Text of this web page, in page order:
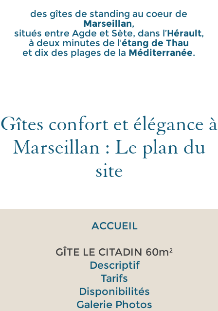
des gîtes de standing au coeur de
Marseillan,
situés entre Agde et Sète, dans l’Hérault,
à deux minutes de l'étang de Thau
et dix des plages de la Méditerranée.
Gîtes confort et élégance à
Marseillan : Le plan du
site
ACCUEIL
GÎTE LE CITADIN 60m²
Descriptif
Tarifs
Disponibilités
Galerie Photos